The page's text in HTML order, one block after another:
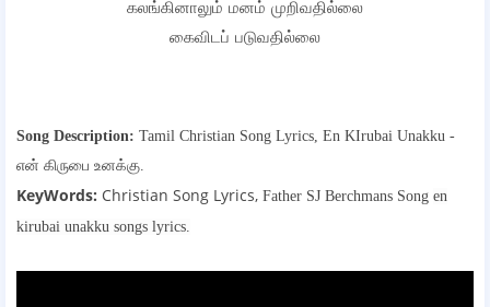
கலங்கினாலும் மனம் முறிவதில்லை
கைவிடப் படுவதில்லை
Song Description: Tamil Christian Song Lyrics, En KIrubai Unakku -
என் கிருபை உனக்கு.
KeyWords: Christian Song Lyrics, Father SJ Berchmans Song en
kirubai unakku songs lyrics.